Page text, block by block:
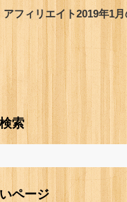
アフィリエイト2019年1
索
ページ